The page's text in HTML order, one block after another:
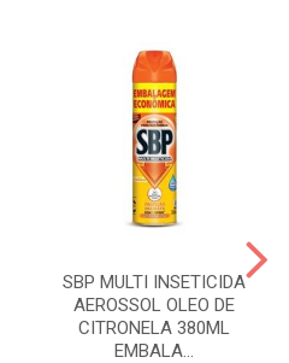
SBP MULTI INSETICIDA
AEROSSOL OLEO DE
CITRONELA 380ML
EMBALA...